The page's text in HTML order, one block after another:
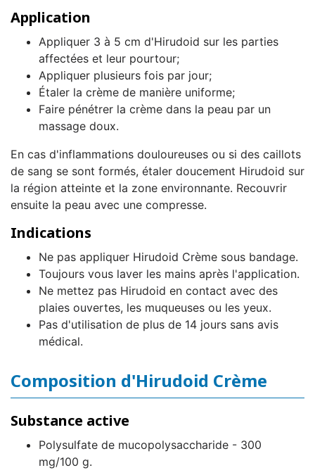
Application
Appliquer 3 à 5 cm d'Hirudoid sur les parties
affectées et leur pourtour;
Appliquer plusieurs fois par jour;
Étaler la crème de manière uniforme;
Faire pénétrer la crème dans la peau par un
massage doux.
En cas d'inflammations douloureuses ou si des caillots
de sang se sont formés, étaler doucement Hirudoid sur
la région atteinte et la zone environnante. Recouvrir
ensuite la peau avec une compresse.
Indications
Ne pas appliquer Hirudoid Crème sous bandage.
Toujours vous laver les mains après l'application.
Ne mettez pas Hirudoid en contact avec des
plaies ouvertes, les muqueuses ou les yeux.
Pas d'utilisation de plus de 14 jours sans avis
médical.
Composition d'Hirudoid Crème
Substance active
Polysulfate de mucopolysaccharide - 300
mg/100 g.